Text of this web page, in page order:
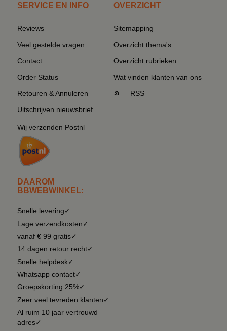
SERVICE EN INFO
Reviews
Veel gestelde vragen
Contact
Order Status
Retouren & Annuleren
Uitschrijven nieuwsbrief
Wij verzenden Postnl
DAAROM
BBWEBWINKEL:
Snelle levering✓
Lage verzendkosten✓
vanaf € 99 gratis✓
14 dagen retour recht✓
Snelle helpdesk✓
Whatsapp contact✓
Groepskorting 25%✓
Zeer veel tevreden klanten✓
Al ruim 10 jaar vertrouwd
adres✓
OVERZICHT
Sitemapping
Overzicht thema's
Overzicht rubrieken
Wat vinden klanten van ons
RSS